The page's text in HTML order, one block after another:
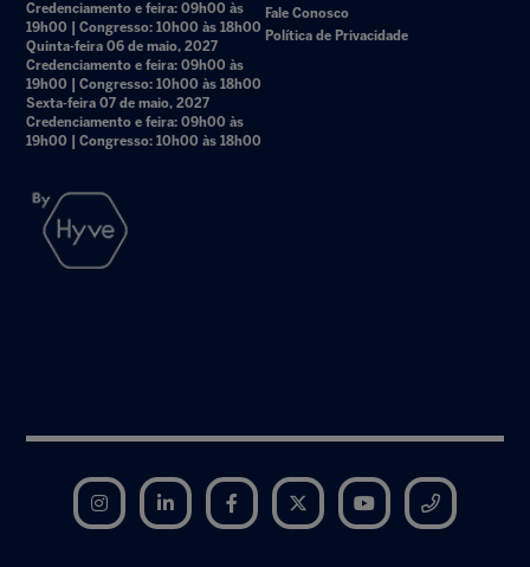
Credenciamento e feira: 09h00 às
19h00 | Congresso: 10h00 às 18h00
Quinta-feira 06 de maio, 2027
Credenciamento e feira: 09h00 às
19h00 | Congresso: 10h00 às 18h00
Sexta-feira 07 de maio, 2027
Credenciamento e feira: 09h00 às
19h00 | Congresso: 10h00 às 18h00
Fale Conosco
Política de Privacidade
Instagram LinkedIn Facebook Twitter YouTube